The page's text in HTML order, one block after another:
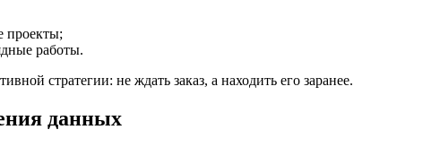
проекты;
работы.
стратегии: не ждать заказ, а находить его заранее.
данных